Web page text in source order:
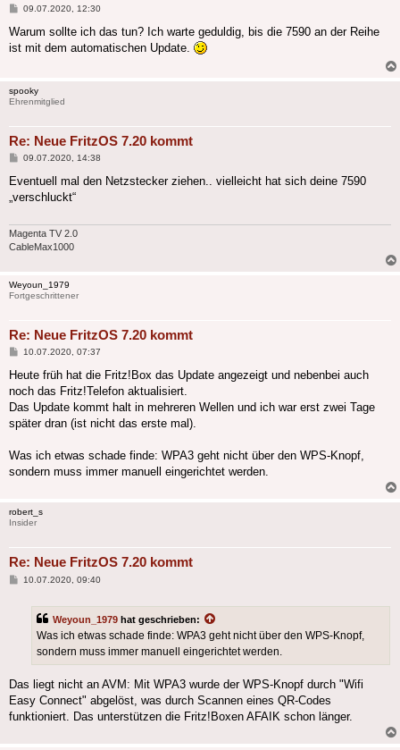
Beitrag
09.07.2020, 12:30
Warum sollte ich das tun? Ich warte geduldig, bis die 7590 an der Reihe
ist mit dem automatischen Update.
spooky
Ehrenmitglied
Re: Neue FritzOS 7.20 kommt
Beitrag
09.07.2020, 14:38
Eventuell mal den Netzstecker ziehen.. vielleicht hat sich deine 7590
„verschluckt“
Magenta TV 2.0
CableMax1000
Weyoun_1979
Fortgeschrittener
Re: Neue FritzOS 7.20 kommt
Beitrag
10.07.2020, 07:37
Heute früh hat die Fritz!Box das Update angezeigt und nebenbei auch
noch das Fritz!Telefon aktualisiert.
Das Update kommt halt in mehreren Wellen und ich war erst zwei Tage
später dran (ist nicht das erste mal).
Was ich etwas schade finde: WPA3 geht nicht über den WPS-Knopf,
sondern muss immer manuell eingerichtet werden.
robert_s
Insider
Re: Neue FritzOS 7.20 kommt
Beitrag
10.07.2020, 09:40
Weyoun_1979 hat geschrieben:
Was ich etwas schade finde: WPA3 geht nicht über den WPS-Knopf,
sondern muss immer manuell eingerichtet werden.
Das liegt nicht an AVM: Mit WPA3 wurde der WPS-Knopf durch "Wifi
Easy Connect" abgelöst, was durch Scannen eines QR-Codes
funktioniert. Das unterstützen die Fritz!Boxen AFAIK schon länger.